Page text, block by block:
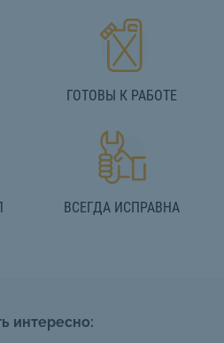
ГОТОВЫ К РАБОТЕ
ВСЕГДА ИСПРАВНА
интересно: